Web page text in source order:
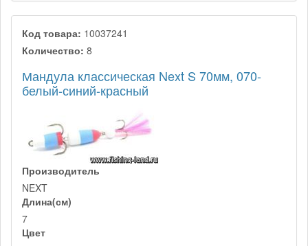
Код товара: 10037241
Количество: 8
Мандула классическая Next S 70мм, 070-
белый-синий-красный
Производитель
NEXT
Длина(см)
7
Цвет